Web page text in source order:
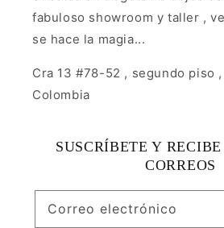
fabuloso showroom y taller ,
se hace la magia...
Cra 13 #78-52 , segundo piso
Colombia
SUSCRÍBETE Y
CORREOS
Correo electrónico